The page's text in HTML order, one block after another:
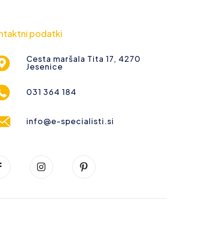
podatki
Cesta maršala Tita 17, 4270
Jesenice
031 364 184
info@e-specialisti.si